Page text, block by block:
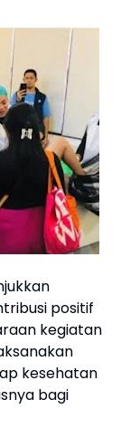
positif
kegiatan
kesehatan
bagi